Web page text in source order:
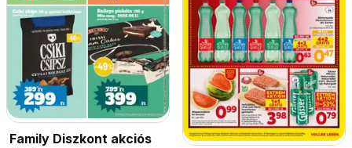
Family Diszkont akciós